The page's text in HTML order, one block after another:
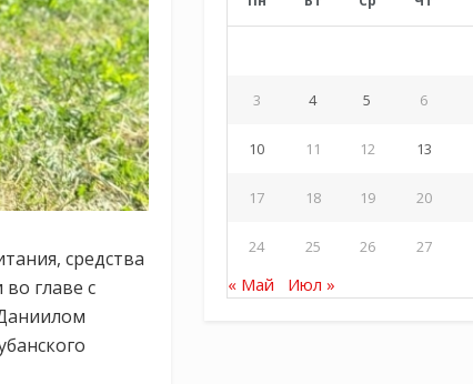
средства
главе с
3 4 5 6
10 11 12 13
17 18 19 20
24 25 26 27
« Май Июл »